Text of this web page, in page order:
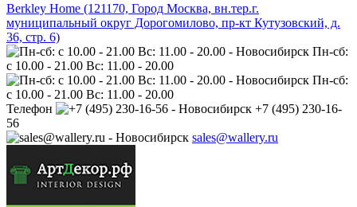
Berkley Home (121170, Город Москва, вн.тер.г.
муниципальный округ Дорогомилово, пр-кт Кутузовский, д.
36, стр. 6)
Пн-сб:
с 10.00 - 21.00 Вс: 11.00 - 20.00
Пн-сб:
с 10.00 - 21.00 Вс: 11.00 - 20.00
Телефон
+7 (495) 230-16-
56
sales@wallery.ru